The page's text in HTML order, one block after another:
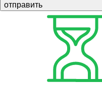
отправить